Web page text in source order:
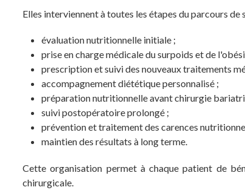
Elles interviennent à toutes les étapes du parcours de
évaluation nutritionnelle initiale ;
prise en charge médicale du surpoids et de
prescription et suivi des nouveaux traitements
accompagnement diététique personnalisé ;
préparation nutritionnelle avant chirurgie
suivi postopératoire prolongé ;
prévention et traitement des carences
maintien des résultats à long terme.
Cette organisation permet à chaque patient de
chirurgicale.